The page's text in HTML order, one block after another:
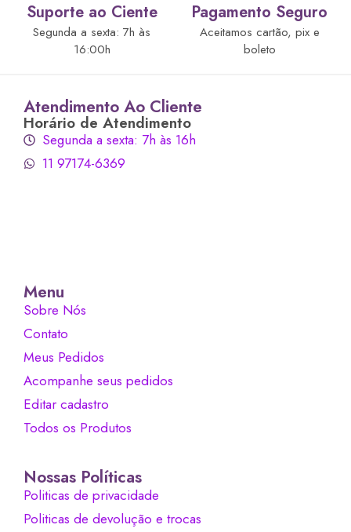
Suporte ao Ciente
Segunda a sexta: 7h às
16:00h
Pagamento Seguro
Aceitamos cartão, pix e
boleto
Atendimento Ao Cliente
Horário de Atendimento
Segunda a sexta: 7h às 16h
11 97174-6369
Menu
Sobre Nós
Contato
Meus Pedidos
Acompanhe seus pedidos
Editar cadastro
Todos os Produtos
Nossas Políticas
Politicas de privacidade
Politicas de devolução e trocas